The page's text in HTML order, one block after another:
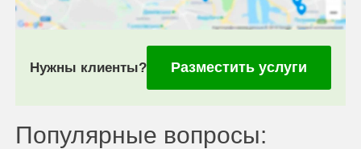
Нужны клиенты? Разместить услуги
Популярные вопросы: